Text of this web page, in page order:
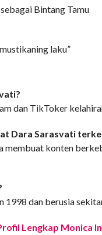
Bintang Tamu
laku”
dan TikToker
Dara Sarasvati
membuat konten
1998 dan berusia
Lengkap Monica